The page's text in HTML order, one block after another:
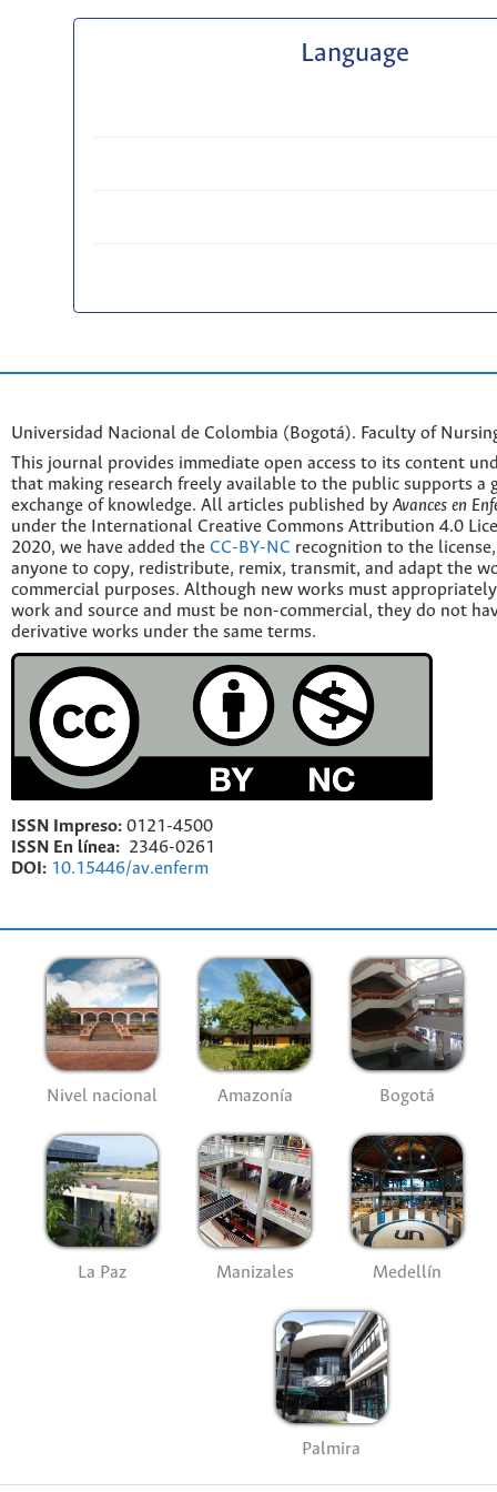
Language
Universidad Nacional de Colombia (Bogotá). Faculty of
This journal provides immediate open access to its content
that making research freely available to the public supports a
exchange of knowledge. All articles published by Avances en
under the International Creative Commons Attribution 4.0
2020, we have added the CC-BY-NC recognition to the
anyone to copy, redistribute, remix, transmit, and adapt the
commercial purposes. Although new works must
work and source and must be non-commercial, they do not
derivative works under the same terms.
ISSN Impreso: 0121-4500
ISSN En línea: 2346-0261
DOI: 10.15446/av.enferm
Nivel nacional Amazonía Bogotá
La Paz Manizales Medellín
Palmira